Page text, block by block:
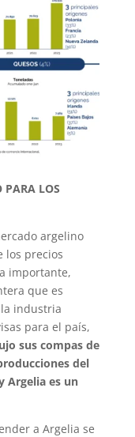
PARA LOS
argelino
los precios
importante,
que es
industria
para el país,
sus compas de
del
Argelia es un
a Argelia se